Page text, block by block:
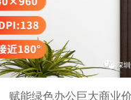
赋能绿色办公巨大商业